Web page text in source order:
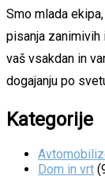
Smo mlada
pisanja
vaš vsakdan in
dogajanju po
Kategorije
Dom in vrt